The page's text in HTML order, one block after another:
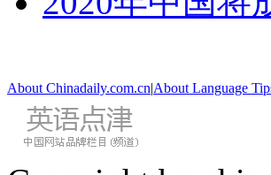
About Chinadaily.com.cn|About Language